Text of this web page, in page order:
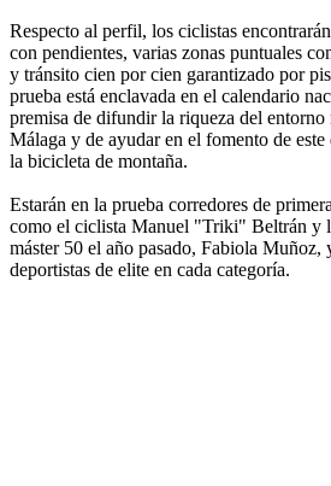
Respecto al perfil, los ciclistas
con pendientes, varias zonas puntuales
y tránsito cien por cien garantizado por
prueba está enclavada en el calendario
premisa de difundir la riqueza del entorno
Málaga y de ayudar en el fomento de
la bicicleta de montaña.
Estarán en la prueba corredores de
como el ciclista Manuel "Triki" Beltrán y
máster 50 el año pasado, Fabiola Muñoz,
deportistas de elite en cada categoría.